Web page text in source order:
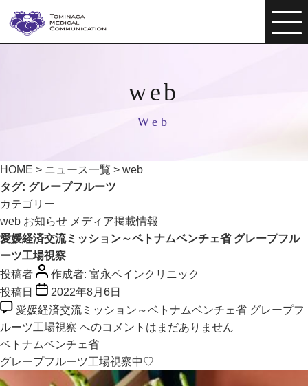
web
Web
HOME > ニュース一覧 > web
タグ: グレープフルーツ
カテゴリー
web お知らせ メディア掲載情報
愛媛経済交流ミッション～ベトナムベンチェ省 グレープフル
ーツ工場視察
投稿者
作成者: 富永ペインクリニック
投稿日
2022年8月6日
愛媛経済交流ミッション～ベトナムベンチェ省 グレープフ
ルーツ工場視察 へのコメントはまだありません
ベトナムベンチェ省
グレープフルーツ工場視察中♡